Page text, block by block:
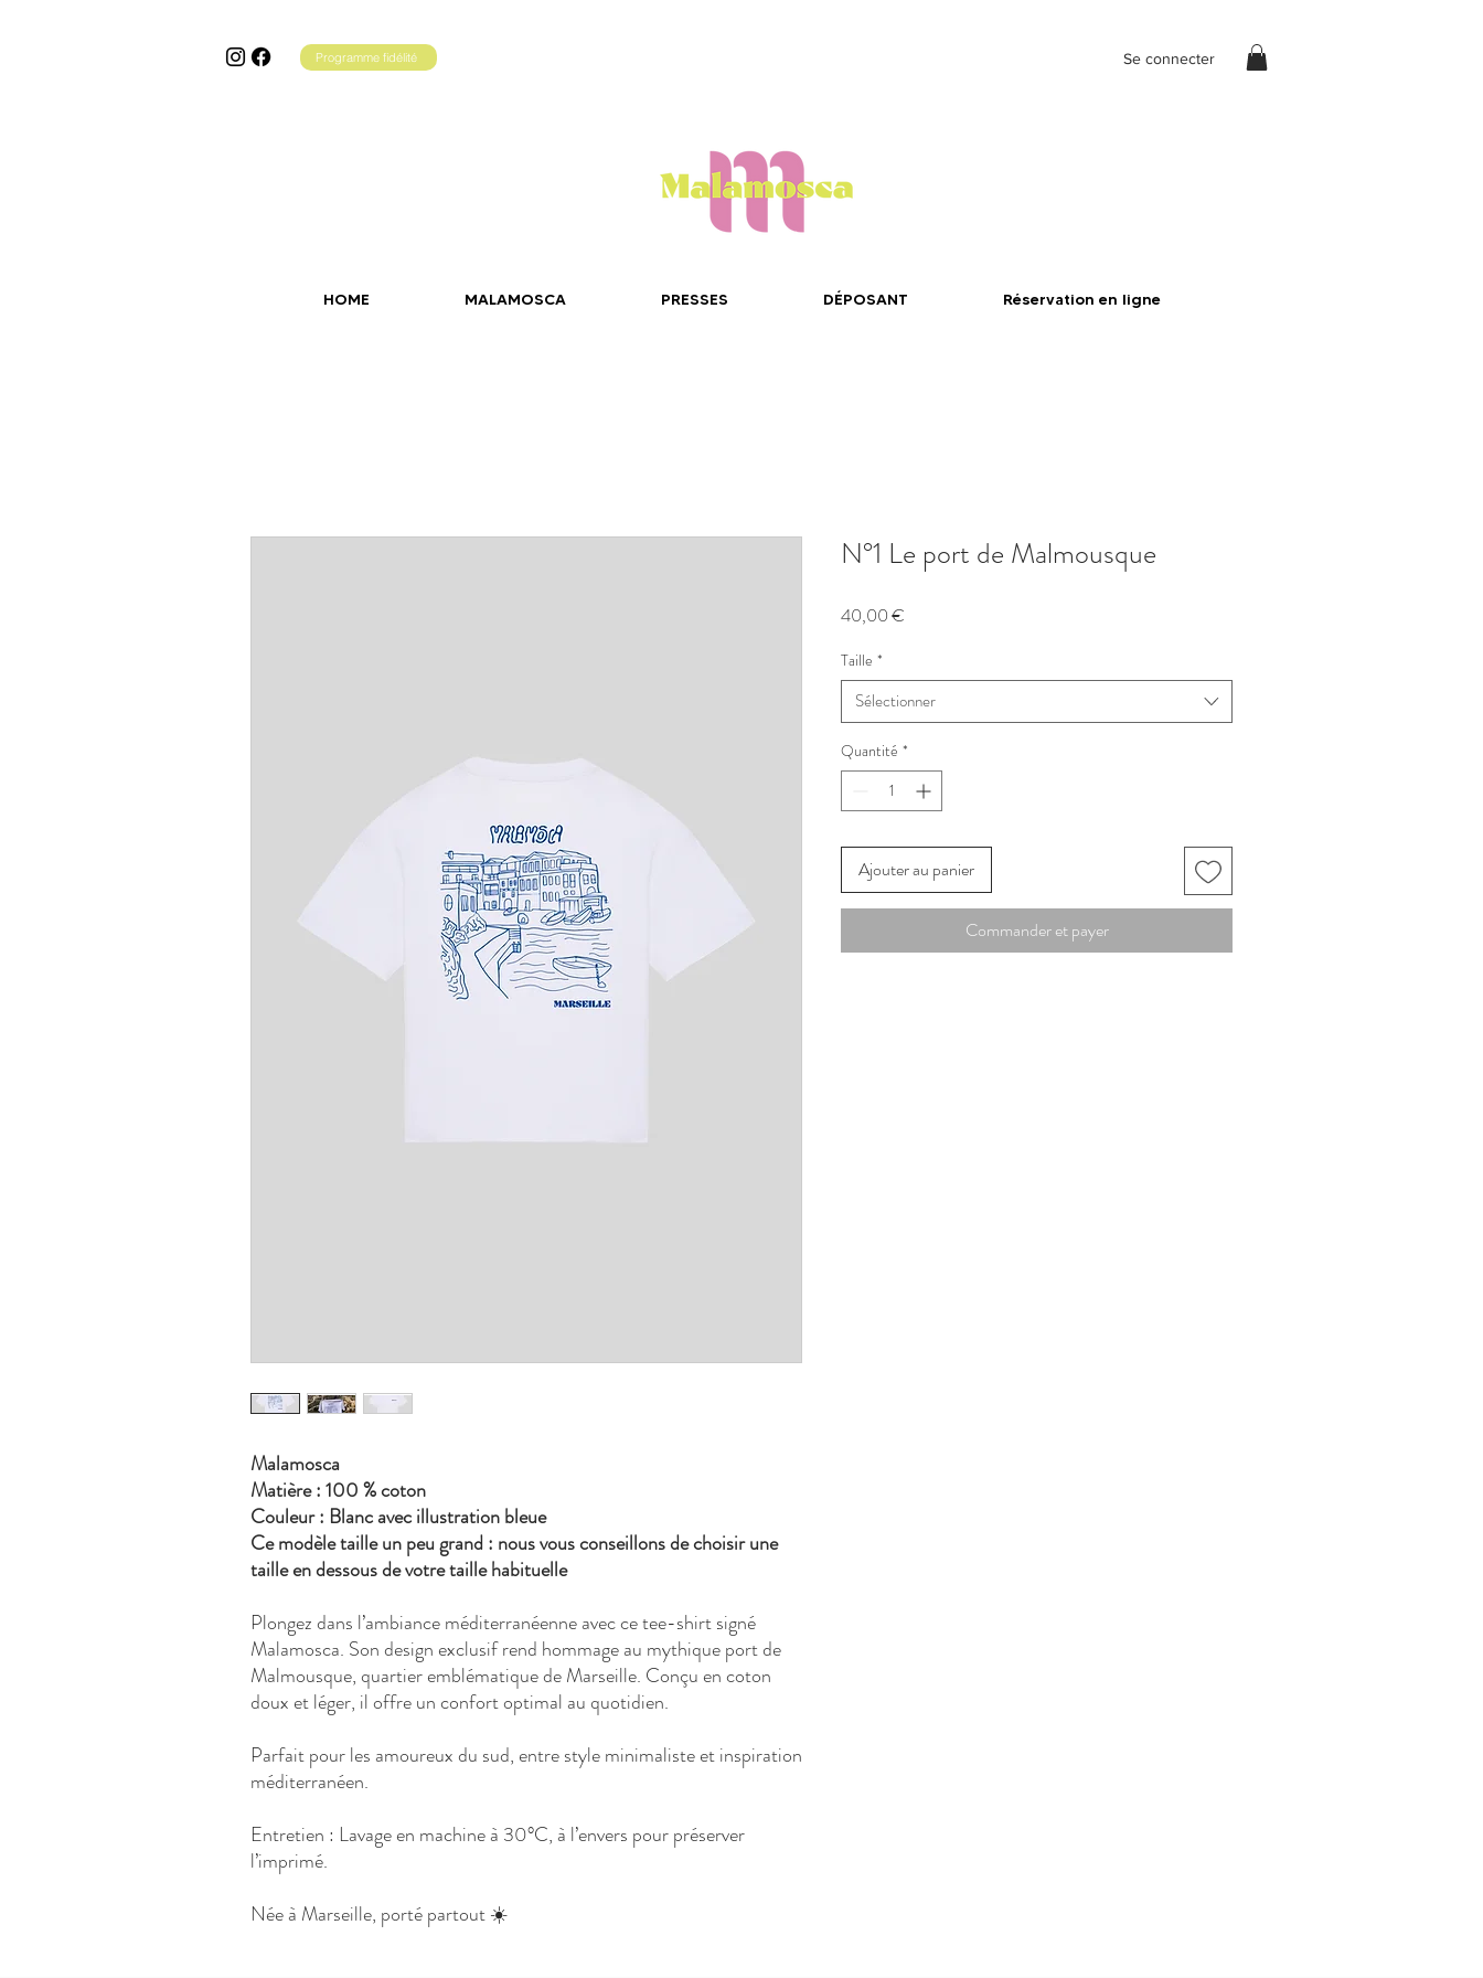
Programme fidélité Se connecter
HOME MALAMOSCA PRESSES DÉPOSANT Réservation en ligne
Malamosca
Matière : 100 % coton
Couleur : Blanc avec illustration bleue
Ce modèle taille un peu grand : nous vous conseillons de choisir une
taille en dessous de votre taille habituelle
Plongez dans l’ambiance méditerranéenne avec ce tee-shirt signé
Malamosca. Son design exclusif rend hommage au mythique port de
Malmousque, quartier emblématique de Marseille. Conçu en coton
doux et léger, il offre un confort optimal au quotidien.
Parfait pour les amoureux du sud, entre style minimaliste et inspiration
méditerranéen.
Entretien : Lavage en machine à 30°C, à l’envers pour préserver
l’imprimé.
Née à Marseille, porté partout ☀️
N°1 Le port de Malmousque
40,00 €
Taille *
Sélectionner
Quantité *
Ajouter au panier
Commander et payer